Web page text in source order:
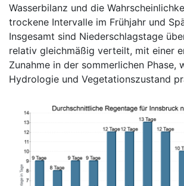
Wasserbilanz und die
trockene Intervalle im Frühjahr und
Insgesamt sind Niederschlagstage
relativ gleichmäßig verteilt, mit einer
Zunahme in der sommerlichen Phase,
Hydrologie und Vegetationszustand